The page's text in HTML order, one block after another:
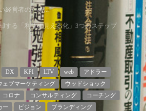
経営者のために
する「利益の見える化」3つのステップ
DX KPI LTV web
アドラー
ェブマーケティング
ウッドショック
コロナ コンサルティング
コーチング
ー ビジョン
ブランディング